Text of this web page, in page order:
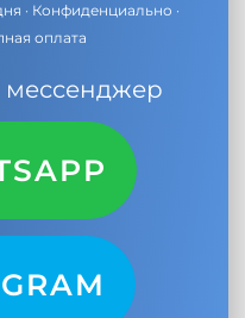
· Конфиденциально ·
оплата